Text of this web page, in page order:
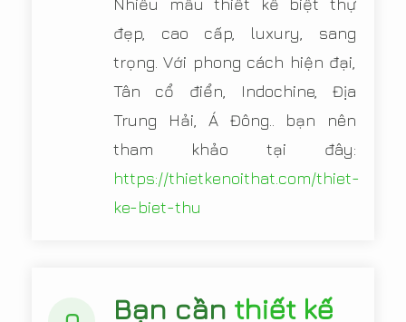
Nhiều mẫu thiết kế biệt thự
đẹp, cao cấp, luxury, sang
trọng. Với phong cách hiện đại,
Tân cổ điển, Indochine, Địa
Trung Hải, Á Đông.. bạn nên
tham khảo tại đây:
https://thietkenoithat.com/thiet-
ke-biet-thu
Bạn cần thiết kế